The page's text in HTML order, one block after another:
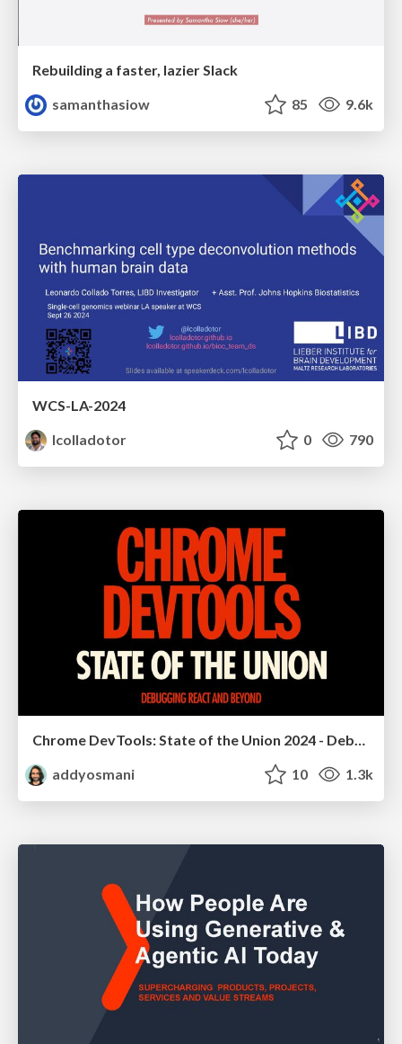
Rebuilding a faster, lazier Slack
samanthasiow
85 9.6k
WCS-LA-2024
lcolladotor
0 790
Chrome DevTools: State of the Union 2024 - Debugging React & Beyond
addyosmani
10 1.3k